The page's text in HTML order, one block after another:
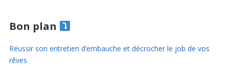
Bon plan
Réussir son entretien d’embauche et décrocher le job de vos
rêves